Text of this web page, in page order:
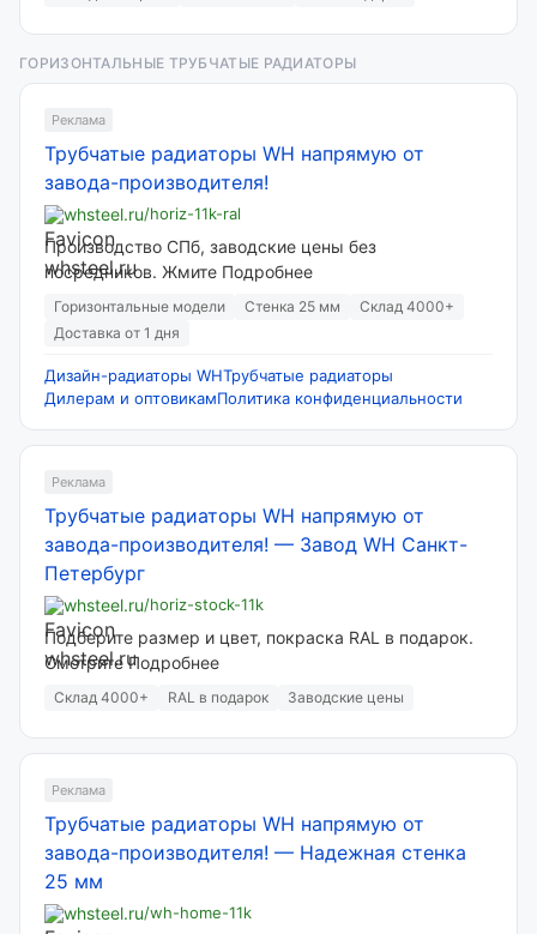
ГОРИЗОНТАЛЬНЫЕ ТРУБЧАТЫЕ РАДИАТОРЫ
Реклама
Трубчатые радиаторы WH напрямую от
завода-производителя!
whsteel.ru/horiz-11k-ral
Производство СПб, заводские цены без
посредников. Жмите Подробнее
Горизонтальные модели Стенка 25 мм
Склад 4000+
Доставка от 1 дня
Дизайн-радиаторы WHТрубчатые радиаторы
Дилерам и оптовикамПолитика конфиденциальности
Реклама
Трубчатые радиаторы WH напрямую от
завода-производителя! — Завод WH Санкт-
Петербург
whsteel.ru/horiz-stock-11k
Подберите размер и цвет, покраска RAL в подарок.
Смотрите Подробнее
Склад 4000+ RAL в подарок Заводские цены
Реклама
Трубчатые радиаторы WH напрямую от
завода-производителя! — Надежная стенка
25 мм
whsteel.ru/wh-home-11k